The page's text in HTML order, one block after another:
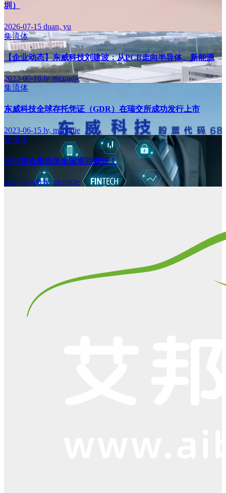
圳）
2026-07-15 duan, yu
集流体
【企业动态】东威科技刘建波：从PCB走向半导体、新能源
2023-06-16lv, mengdie
集流体
东威科技全球存托凭证（GDR）在瑞交所成功发行上市
2023-06-15 lv, mengdie
集流体
2023复合集流体全国巡回调研！
2023-06-08lv, mengdie